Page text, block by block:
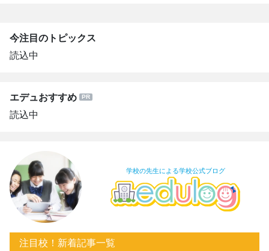
今注目のトピックス
読込中
エデュおすすめ
読込中
学校の先生による学校公式ブログ
注目校！新着記事一覧